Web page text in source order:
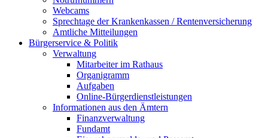
Webcams
Sprechtage der Krankenkassen / Rentenversicherung
Amtliche Mitteilungen
Bürgerservice & Politik
Verwaltung
Mitarbeiter im Rathaus
Organigramm
Aufgaben
Online-Bürgerdienstleistungen
Informationen aus den Ämtern
Finanzverwaltung
Fundamt